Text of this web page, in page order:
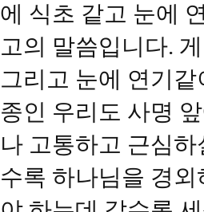
에 식초 같고 눈에
고의 말씀입니다.
그리고 눈에 연기
종인 우리도 사명
나 고통하고 근심
수록 하나님을 경